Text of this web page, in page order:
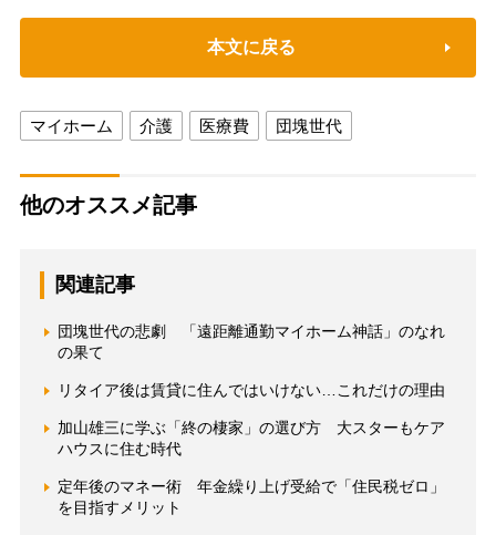
本文に戻る
マイホーム 介護 医療費 団塊世代
他のオススメ記事
関連記事
団塊世代の悲劇 「遠距離通勤マイホーム神話」のなれ
の果て
リタイア後は賃貸に住んではいけない…これだけの理由
加山雄三に学ぶ「終の棲家」の選び方 大スターもケア
ハウスに住む時代
定年後のマネー術 年金繰り上げ受給で「住民税ゼロ」
を目指すメリット